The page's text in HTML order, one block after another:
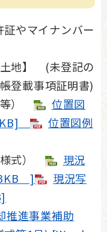
やマイナンバー
地】 (未登記の
登載事項証明書)
）
位置図
位置図例
式）
現況
]
現況写
推進事業補助